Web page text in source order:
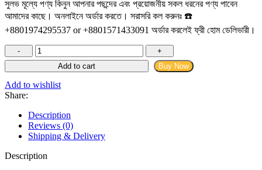
সুলভ মূল্যে পণ্য কিনুন আপনার পছন্দের এবং প্রয়োজনীয় সকল ধরনের পণ্য পাবেন
আমাদের কাছে। অনলাইনে অর্ডার করতে। সরাসরি কল করুনঃ ☎️
+8801974295537 or +8801571433091 অর্ডার করলেই ফ্রী হোম ডেলিভারী।
love
forever
capsules
quantity
Add to cart Buy Now
Add to wishlist
Share:
Description
Reviews (0)
Shipping & Delivery
Description